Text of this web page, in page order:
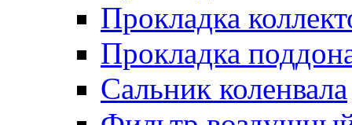
Прокладка
Прокладка
Сальник коленвала